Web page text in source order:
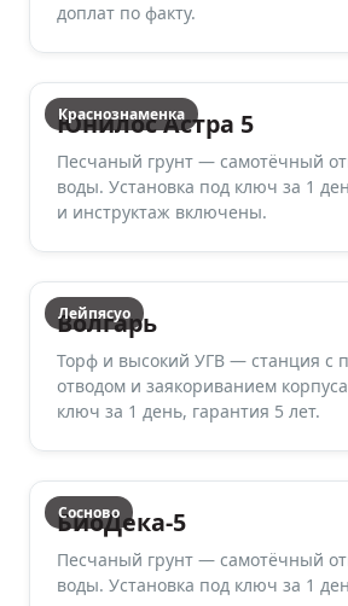
доплат по факту.
Краснознаменка
Юнилос Астра 5
Песчаный грунт — самотёчный
воды. Установка под ключ за 1
и инструктаж включены.
Лейпясуо
Волгарь
Торф и высокий УГВ — станция с
отводом и заякориванием
ключ за 1 день, гарантия 5 лет.
Сосново
БиоДека-5
Песчаный грунт — самотёчный
воды. Установка под ключ за 1